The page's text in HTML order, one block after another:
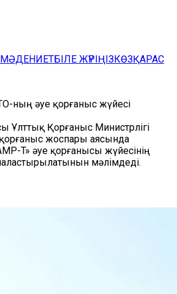
МӘДЕНИЕТБІЛЕ ЖҮРІҢІЗКӨЗҚАРАС
ның әуе қорғаныс жүйесі
Ұлттық Қорғаныс Министрлігі
жоспары аясында
T» әуе қорғанысы жүйесінің
мәлімдеді.